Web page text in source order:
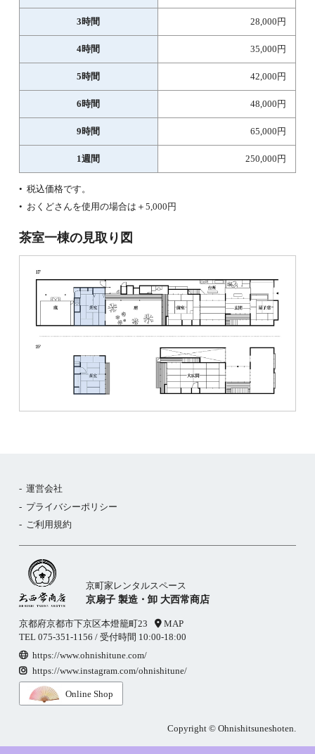
3時間 28,000円
4時間 35,000円
5時間 42,000円
6時間 48,000円
9時間 65,000円
1週間 250,000円
税込価格です。
おくどさんを使用の場合は＋5,000円
茶室一棟の見取り図
京町家レンタルスペース
京扇子 製造・卸 大西常商店
京都府京都市下京区本燈籠町23
MAP
TEL 075-351-1156 / 受付時間 10:00-18:00
https://www.ohnishitune.com/
https://www.instagram.com/ohnishitune/
Online Shop
運営会社
プライバシーポリシー
ご利用規約
Copyright © Ohnishitsuneshoten.